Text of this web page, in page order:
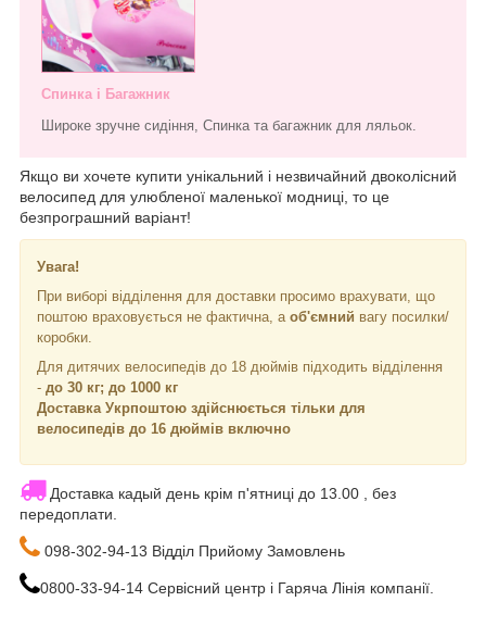
Спинка і Багажник
Широке зручне сидіння, Спинка та багажник для ляльок.
Якщо ви хочете купити унікальний і незвичайний двоколісний
велосипед для улюбленої маленької модниці, то це
безпрограшний варіант!
Увага!
При виборі відділення для доставки просимо врахувати, що
поштою враховується не фактична, а об'ємний вагу посилки/
коробки.
Для дитячих велосипедів до 18 дюймів підходить відділення
- до 30 кг; до 1000 кг
Доставка Укрпоштою здійснюється тільки для
велосипедів до 16 дюймів включно
Доставка кадый день крім п'ятниці до 13.00 , без
передоплати.
098-302-94-13 Відділ Прийому Замовлень
0800-33-94-14 Сервісний центр і Гаряча Лінія компанії.